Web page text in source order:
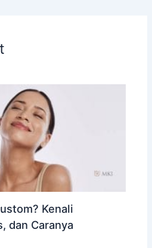
Kenali
dan Caranya